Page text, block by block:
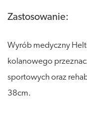
Zastosowanie:
Wyrób medyczny
kolanowego
sportowych oraz
38cm.